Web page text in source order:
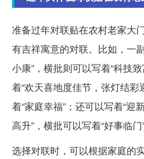
准备过年对联贴在农村老家大
有吉祥寓意的对联。比如，一
小康”，横批则可以写着“科技
着“欢天喜地度佳节，张灯结彩
着“家庭幸福”；还可以写着“迎
高升”，横批可以写着“好事临门”
选择对联时，可以根据家庭的